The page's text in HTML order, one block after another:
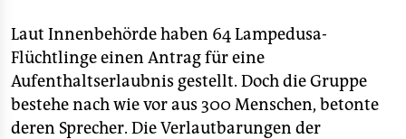
Laut Innenbehörde haben 64 Lampedusa-
Flüchtlinge einen Antrag für eine
Aufenthaltserlaubnis gestellt. Doch die Gruppe
bestehe nach wie vor aus 300 Menschen, betonte
deren Sprecher. Die Verlautbarungen der